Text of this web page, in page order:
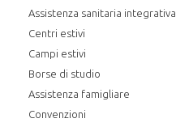
Assistenza sanitaria integrativa
Centri estivi
Campi estivi
Borse di studio
Assistenza famigliare
Convenzioni